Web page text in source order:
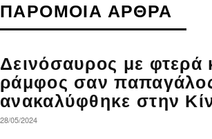
ΠΑΡΟΜΟΙΑ ΑΡΘΡΑ
Δεινόσαυρος με φτερά
ράμφος σαν
ανακαλύφθηκε στην
28/05/2024